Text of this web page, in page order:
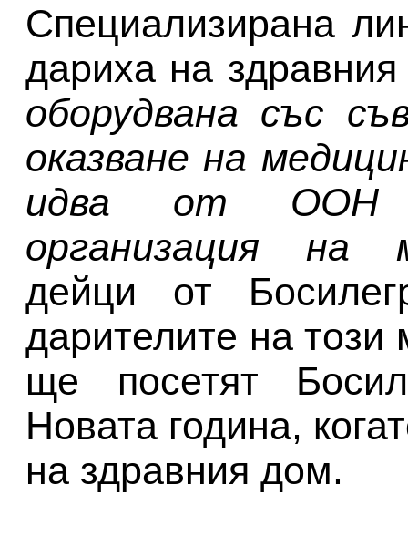
Специализирана
дариха на
оборудвана със
оказване на
идва от ООН
организация на
дейци от
дарителите на
ще посетят
Новата година,
на здравния дом.